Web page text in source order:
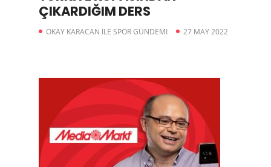
ÇIKARDIĞIM DERS
OKAY KARACAN İLE SPOR GÜNDEMI 27 MAY 2022